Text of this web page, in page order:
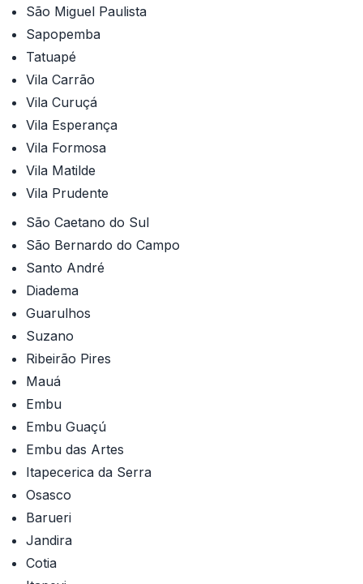
São Miguel Paulista
Sapopemba
Tatuapé
Vila Carrão
Vila Curuçá
Vila Esperança
Vila Formosa
Vila Matilde
Vila Prudente
São Caetano do Sul
São Bernardo do Campo
Santo André
Diadema
Guarulhos
Suzano
Ribeirão Pires
Mauá
Embu
Embu Guaçú
Embu das Artes
Itapecerica da Serra
Osasco
Barueri
Jandira
Cotia